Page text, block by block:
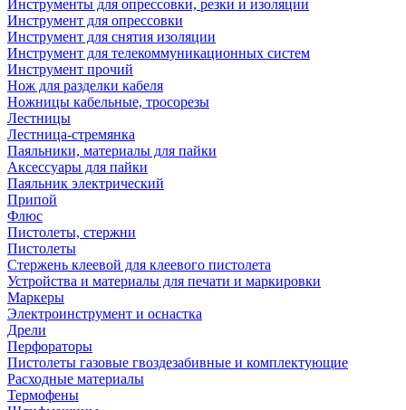
Инструменты для опрессовки, резки и изоляции
Инструмент для опрессовки
Инструмент для снятия изоляции
Инструмент для телекоммуникационных систем
Инструмент прочий
Нож для разделки кабеля
Ножницы кабельные, тросорезы
Лестницы
Лестница-стремянка
Паяльники, материалы для пайки
Аксессуары для пайки
Паяльник электрический
Припой
Флюс
Пистолеты, стержни
Пистолеты
Стержень клеевой для клеевого пистолета
Устройства и материалы для печати и маркировки
Маркеры
Электроинструмент и оснастка
Дрели
Перфораторы
Пистолеты газовые гвоздезабивные и комплектующие
Расходные материалы
Термофены